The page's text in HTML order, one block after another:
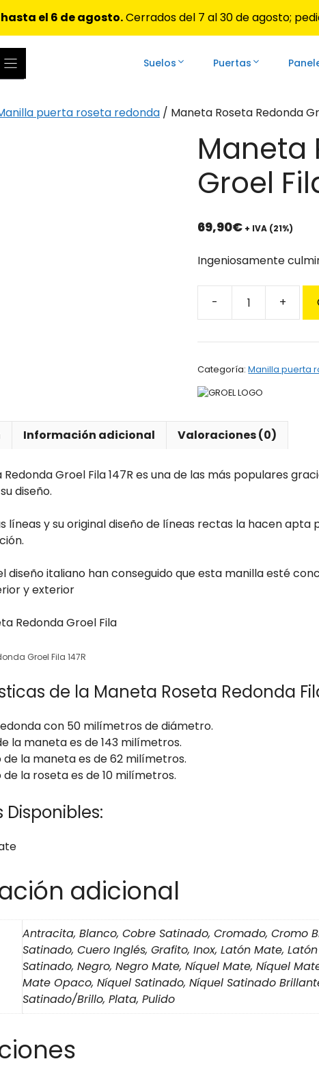
el 6 de agosto.Cerrados del 7 al 30 de agosto;
Suelos Puertas
puerta roseta redonda / Maneta Roseta Redonda
Maneta
Groel
69,90€ + IVA (21%)
Ingeniosamente
Redonda
Fila
147R
Categoría:Manilla puerta
Información adicional Valoraciones (0)
Groel Fila 147R es una de las más populares
diseño.
líneas y su original diseño de líneas rectas la hacen apta
diseño italiano han conseguido que esta manilla esté
y exterior
Groel Fila 147R
de la Maneta Roseta Redonda
con 50 milímetros de diámetro.
la maneta es de 143 milímetros.
de la maneta es de 62 milímetros.
de la roseta es de 10 milímetros.
adicional
Antracita, Blanco, Cobre Satinado, Cromado, Cromo
Satinado, Cuero Inglés, Grafito, Inox, Latón Mate,
Satinado, Negro, Negro Mate, Níquel Mate, Níquel
Mate Opaco, Níquel Satinado, Níquel Satinado
Satinado/Brillo, Plata, Pulido